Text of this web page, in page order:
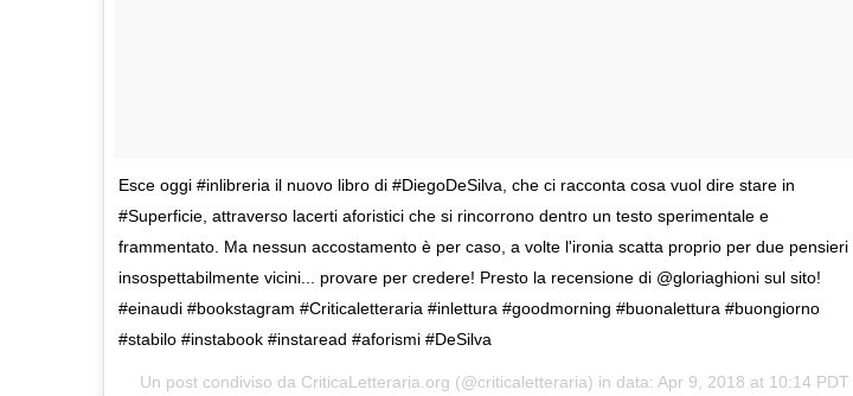
Esce oggi #inlibreria il nuovo libro di #DiegoDeSilva, che ci racconta cosa vuol dire stare in
#Superficie, attraverso lacerti aforistici che si rincorrono dentro un testo sperimentale e
frammentato. Ma nessun accostamento è per caso, a volte l'ironia scatta proprio per due pensieri
insospettabilmente vicini... provare per credere! Presto la recensione di @gloriaghioni sul sito!
#einaudi #bookstagram #Criticaletteraria #inlettura #goodmorning #buonalettura #buongiorno
#stabilo #instabook #instaread #aforismi #DeSilva
Un post condiviso da CriticaLetteraria.org (@criticaletteraria) in data: Apr 9, 2018 at 10:14 PDT